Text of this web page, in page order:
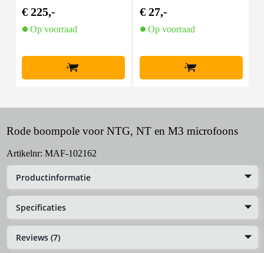
€ 225,-
Op voorraad
+
€ 27,-
Op voorraad
+
Rode boompole voor NTG, NT en M3 microfoons
Artikelnr: MAF-102162
Productinformatie
Specificaties
Reviews (7)